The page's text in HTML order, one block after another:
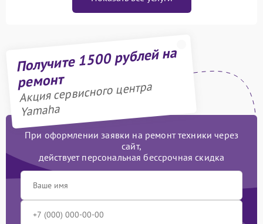
Получите 1500 рублей на
ремонт
Акция сервисного центра
Yamaha
При оформлении заявки на ремонт техники через
сайт,
действует персональная бессрочная скидка